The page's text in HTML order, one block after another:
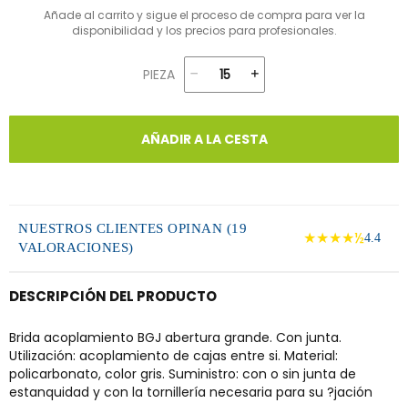
Añade al carrito y sigue el proceso de compra para ver la
disponibilidad y los precios para profesionales.
PIEZA
AÑADIR A LA CESTA
NUESTROS CLIENTES OPINAN (19
VALORACIONES)
★★★★½4.4
DESCRIPCIÓN DEL PRODUCTO
Brida acoplamiento BGJ abertura grande. Con junta.
Utilización: acoplamiento de cajas entre si. Material:
policarbonato, color gris. Suministro: con o sin junta de
estanquidad y con la tornillería necesaria para su ?jación